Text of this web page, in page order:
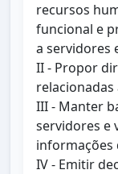
recursos
funcional e
a servidores
II - Propor
relacionadas
III - Manter
servidores e
informações
IV - Emitir